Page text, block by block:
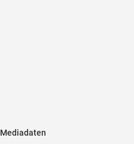
Mediadaten